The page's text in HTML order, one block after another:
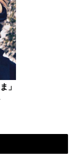
」